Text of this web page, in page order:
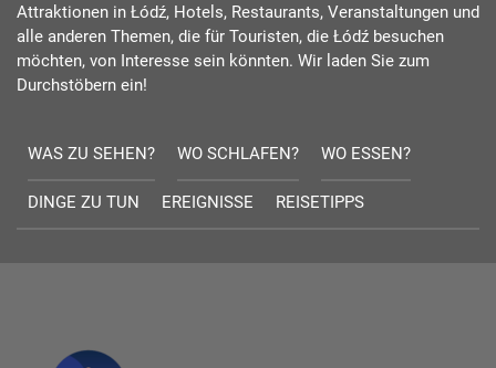
Attraktionen in Łódź, Hotels, Restaurants, Veranstaltungen und
alle anderen Themen, die für Touristen, die Łódź besuchen
möchten, von Interesse sein könnten. Wir laden Sie zum
Durchstöbern ein!
WAS ZU SEHEN? WO SCHLAFEN? WO ESSEN?
DINGE ZU TUN EREIGNISSE REISETIPPS